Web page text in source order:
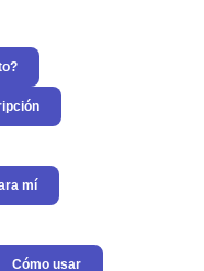
mí
Cómo usar